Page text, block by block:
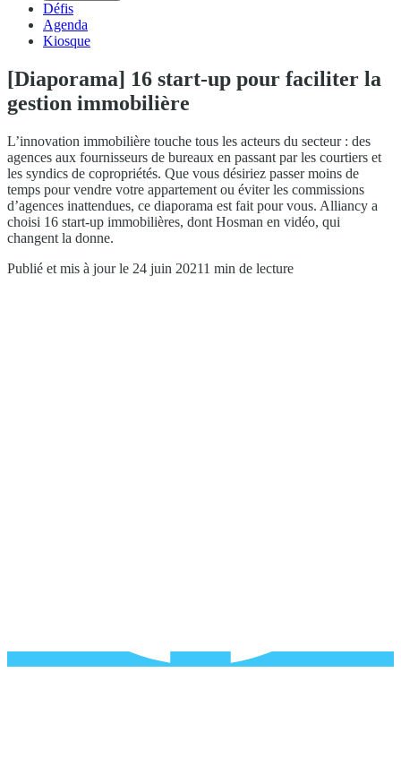
Défis
Agenda
Kiosque
[Diaporama] 16 start-up pour faciliter la
gestion immobilière
L’innovation immobilière touche tous les acteurs du secteur : des
agences aux fournisseurs de bureaux en passant par les courtiers et
les syndics de copropriétés. Que vous désiriez passer moins de
temps pour vendre votre appartement ou éviter les commissions
d’agences inattendues, ce diaporama est fait pour vous. Alliancy a
choisi 16 start-up immobilières, dont Hosman en vidéo, qui
changent la donne.
Publié et mis à jour le 24 juin 20211 min de lecture